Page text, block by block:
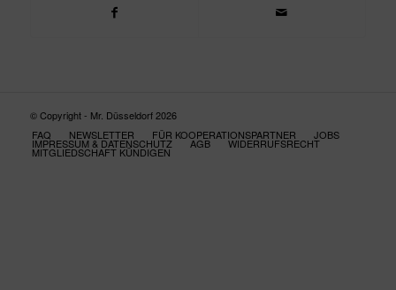
© Copyright - Mr. Düsseldorf 2026
FAQ
NEWSLETTER FÜR KOOPERATIONSPARTNER JOBS
IMPRESSUM & DATENSCHUTZ AGB WIDERRUFSRECHT
MITGLIEDSCHAFT KÜNDIGEN